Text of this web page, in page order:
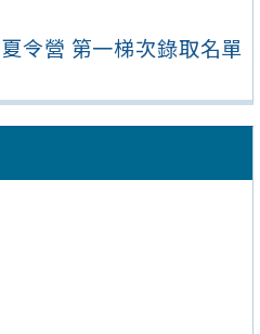
令營 第一梯次錄取名單